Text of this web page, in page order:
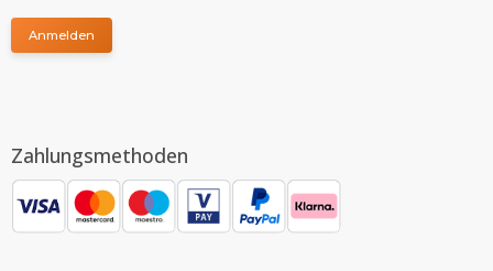
Anmelden
Zahlungsmethoden